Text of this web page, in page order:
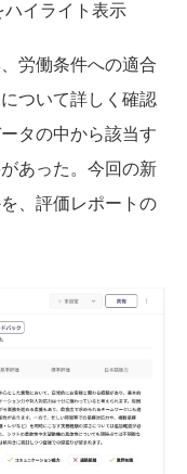
イライト表示
労働条件への適合
ついて詳しく確認
タの中から該当す
あった。今回の新
、評価レポートの